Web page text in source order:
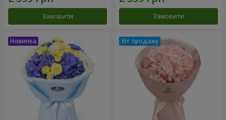
Замовити Замовити